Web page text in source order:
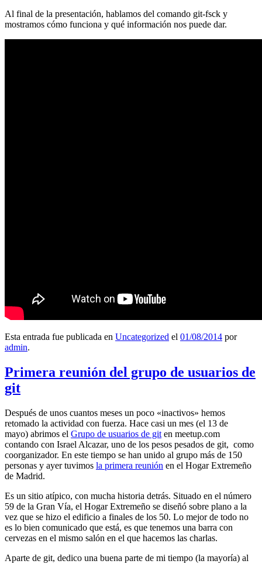
Al final de la presentación, hablamos del comando git-fsck y
mostramos cómo funciona y qué información nos puede dar.
Esta entrada fue publicada en Uncategorized el 01/08/2014 por
admin.
Primera reunión del grupo de usuarios de
git
Después de unos cuantos meses un poco «inactivos» hemos
retomado la actividad con fuerza. Hace casi un mes (el 13 de
mayo) abrimos el Grupo de usuarios de git en meetup.com
contando con Israel Alcazar, uno de los pesos pesados de git, como
coorganizador. En este tiempo se han unido al grupo más de 150
personas y ayer tuvimos la primera reunión en el Hogar Extremeño
de Madrid.
Es un sitio atípico, con mucha historia detrás. Situado en el número
59 de la Gran Vía, el Hogar Extremeño se diseñó sobre plano a la
vez que se hizo el edificio a finales de los 50. Lo mejor de todo no
es lo bien comunicado que está, es que tenemos una barra con
cervezas en el mismo salón en el que hacemos las charlas.
Aparte de git, dedico una buena parte de mi tiempo (la mayoría) al